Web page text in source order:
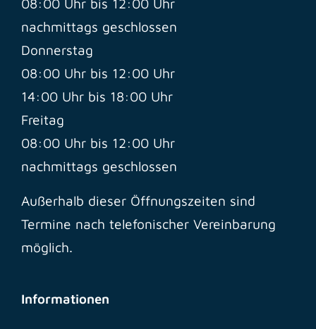
nachmittags geschlossen
Donnerstag
08:00 Uhr bis 12:00 Uhr
14:00 Uhr bis 18:00 Uhr
Freitag
08:00 Uhr bis 12:00 Uhr
nachmittags geschlossen
Außerhalb dieser Öffnungszeiten sind
Termine nach telefonischer Vereinbarung
möglich.
Informationen